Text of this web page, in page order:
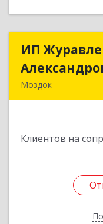
ИП
Моздок
Клиентов на